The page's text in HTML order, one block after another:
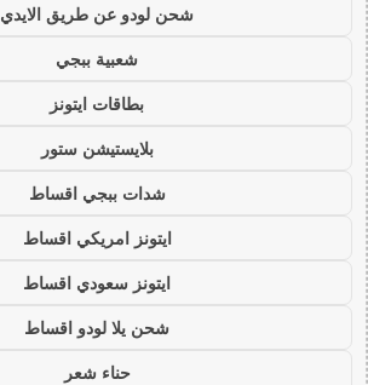
شحن لودو عن طريق الايدي
شعبية ببجي
بطاقات ايتونز
بلايستيشن ستور
شدات ببجي اقساط
ايتونز امريكي اقساط
ايتونز سعودي اقساط
شحن يلا لودو اقساط
حناء شعر